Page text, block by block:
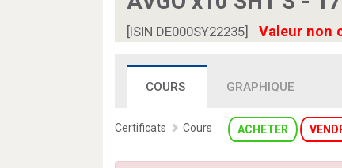
[ISIN DE000SY22235] Valeur non
COURS GRAPHIQUE
Certificats Cours ACHETER